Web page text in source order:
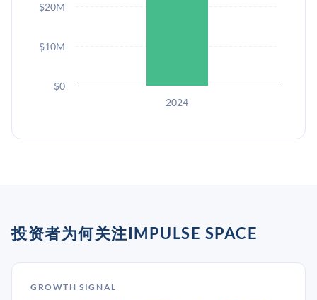
2024
$0
$10M
$20M
投资者为何关注IMPULSE SPACE
GROWTH SIGNAL